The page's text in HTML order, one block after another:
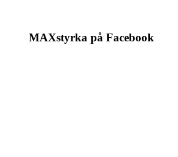
MAXstyrka på Facebook